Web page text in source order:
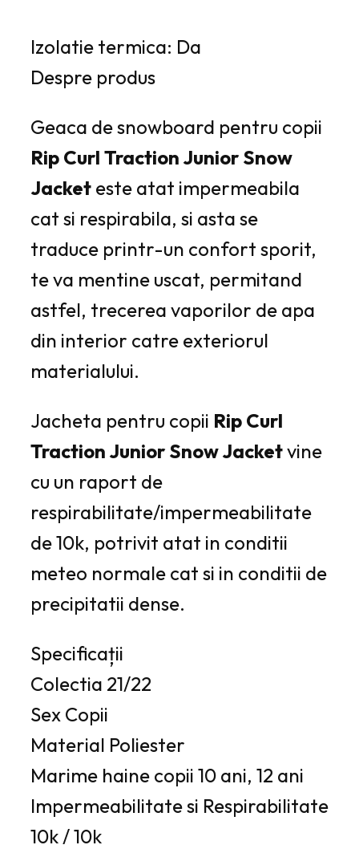
Izolatie termica: Da
Despre produs
Geaca de snowboard pentru copii
Rip Curl Traction Junior Snow
Jacket este atat impermeabila
cat si respirabila, si asta se
traduce printr-un confort sporit,
te va mentine uscat, permitand
astfel, trecerea vaporilor de apa
din interior catre exteriorul
materialului.
Jacheta pentru copii Rip Curl
Traction Junior Snow Jacketvine
cu un raport de
respirabilitate/impermeabilitate
de 10k, potrivit atat in conditii
meteo normale cat si in conditii de
precipitatii dense.
Specificații
Colectia 21/22
Sex Copii
Material Poliester
Marime haine copii 10 ani, 12 ani
Impermeabilitate si Respirabilitate
10k / 10k